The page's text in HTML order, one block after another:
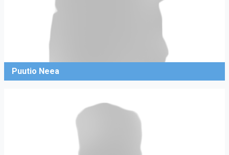
Puutio Neea